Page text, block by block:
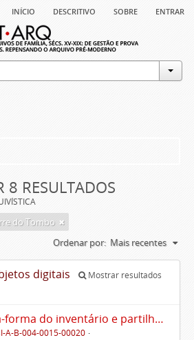
início descritivo sobre entrar
8 RESULTADOS
do Tombo
Ordenar por: Mais recentes
digitais
Mostrar resultados
Pública-forma do inventário e partilhas dos bens de Vasco Queimado
A-B-004-0015-00020